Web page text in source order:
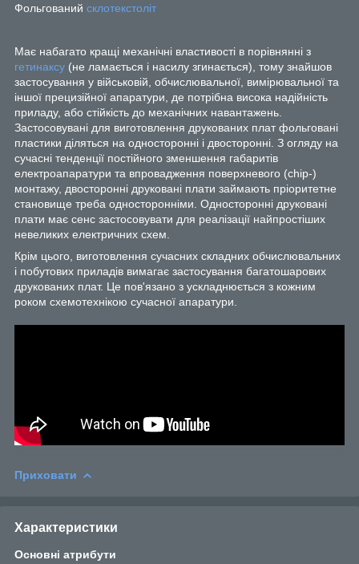
Фольгований склотекстоліт
Має набагато кращі механічні властивості в порівнянні з
гетинаксу (не ламається і насилу згинається), тому знайшов
застосування у військовій, обчислювальної, вимірювальної та
іншої прецизійної апаратури, де потрібна висока надійність
приладу, або стійкість до механічних навантажень.
Застосовувані для виготовлення друкованих плат фольговані
пластики діляться на односторонні і двосторонні. З огляду на
сучасні тенденції постійного зменшення габаритів
електроапаратури та впровадження поверхневого (chip-)
монтажу, двосторонні друковані плати займають пріоритетне
становище треба односторонніми. Односторонні друковані
плати має сенс застосовувати для реалізації найпростіших
невеликих електричних схем.
Крім цього, виготовлення сучасних складних обчислювальних
і побутових приладів вимагає застосування багатошарових
друкованих плат. Це пов'язано з ускладнюється з кожним
роком схемотехнікою сучасної апаратури.
Приховати
Характеристики
Основні атрибути